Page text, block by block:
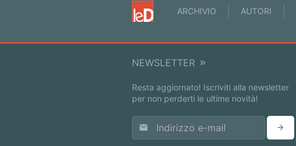
ARCHIVIO AUTORI
NEWSLETTER
Resta aggiornato! Iscriviti alla newsletter
per non perderti le ultime novità!